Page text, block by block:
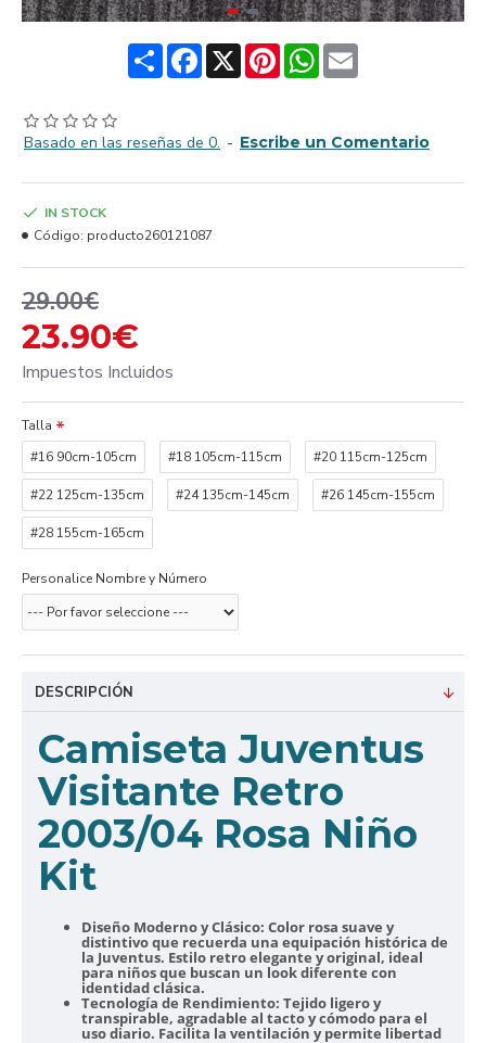
ShareFacebook
X PinterestWhatsApp
Email
Basado en las reseñas de 0. - Escribe un Comentario
23.90€
29.00€
Impuestos Incluidos
IN STOCK
Código: producto260121087
Talla
#16 90cm-105cm
#18 105cm-115cm #20 115cm-125cm
#22 125cm-135cm #24 135cm-145cm #26 145cm-155cm
#28 155cm-165cm
Personalice Nombre y Número
DESCRIPCIÓN
Camiseta Juventus
Visitante Retro
2003/04 Rosa Niño
Kit
Diseño Moderno y Clásico: Color rosa suave y
distintivo que recuerda una equipación histórica de
la Juventus. Estilo retro elegante y original, ideal
para niños que buscan un look diferente con
identidad clásica.
Tecnología de Rendimiento: Tejido ligero y
transpirable, agradable al tacto y cómodo para el
uso diario. Facilita la ventilación y permite libertad